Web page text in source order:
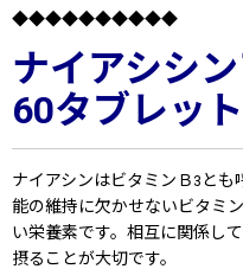
◆◆◆◆◆◆◆◆◆◆
ナイアシシ
60タブレッ
ナイアシンはビタミンＢ 3 とも
能の維持に欠かせないビタミ
い栄養素です。相互に関係し
摂ることが大切です。